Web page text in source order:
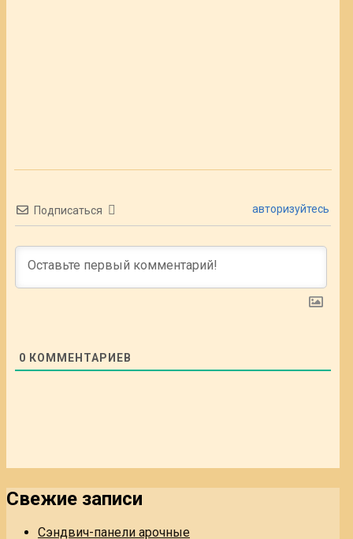
Подписаться авторизуйтесь
0 КОММЕНТАРИЕВ
Свежие записи
Сэндвич-панели арочные